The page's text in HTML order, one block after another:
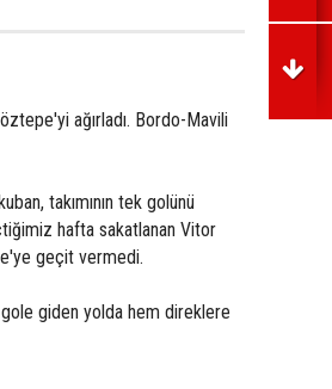
ağırladı. Bordo-Mavili
takımının tek golünü
hafta sakatlanan Vitor
geçit vermedi.
giden yolda hem direklere